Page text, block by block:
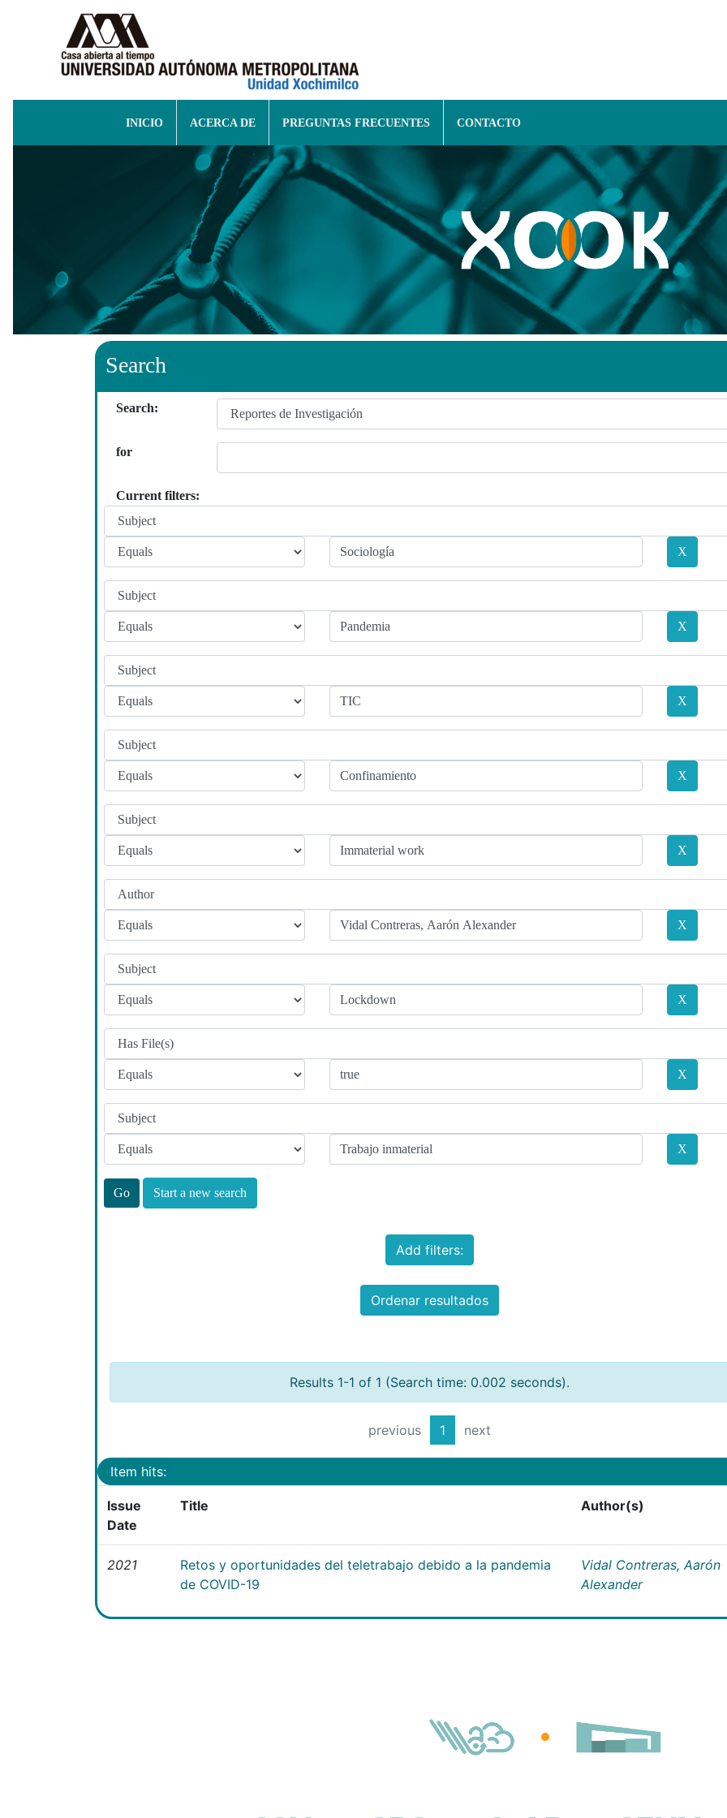
INICIO ACERCA DE PREGUNTAS FRECUENTES CONTACTO
Search
Search:
for
Current filters:
Start a new search
Add filters:
Ordenar resultados
Results 1-1 of 1 (Search time: 0.002 seconds).
previous 1 next
Item hits:
Issue
Date
Title Author(s)
2021
Retos y oportunidades del teletrabajo debido a la pandemia
de COVID-19
Vidal Contreras, Aarón
Alexander